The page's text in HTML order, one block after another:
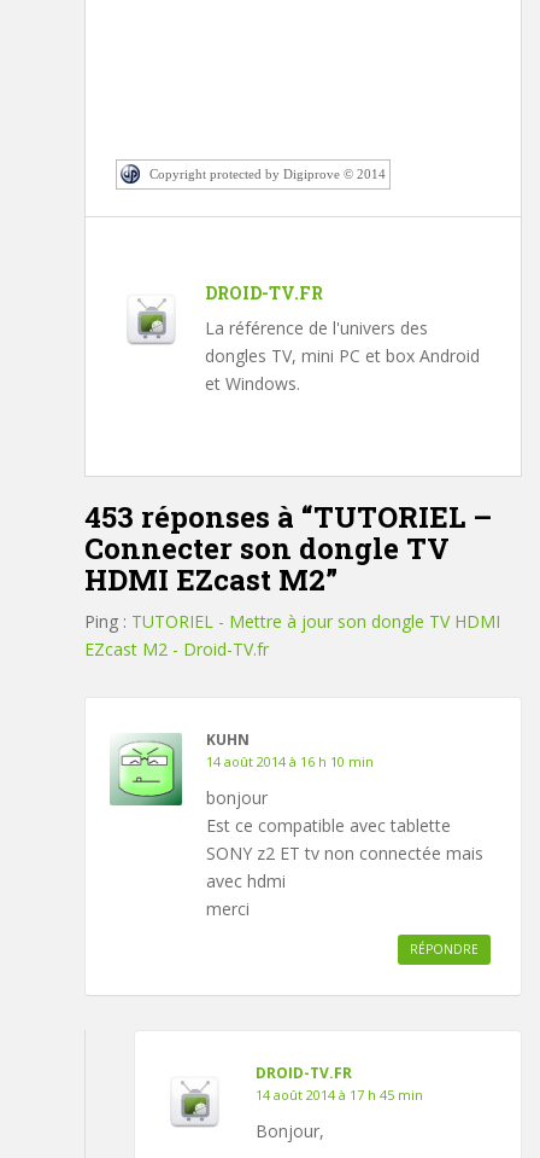
Copyright protected by Digiprove © 2014
DROID-TV.FR
La référence de l'univers des
dongles TV, mini PC et box Android
et Windows.
453 réponses à “TUTORIEL –
Connecter son dongle TV
HDMI EZcast M2”
Ping : TUTORIEL - Mettre à jour son dongle TV HDMI
EZcast M2 - Droid-TV.fr
KUHN
14 août 2014 à 16 h 10 min
bonjour
Est ce compatible avec tablette
SONY z2 ET tv non connectée mais
avec hdmi
merci
RÉPONDRE
DROID-TV.FR
14 août 2014 à 17 h 45 min
Bonjour,